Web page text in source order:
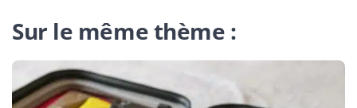
Sur le même thème :